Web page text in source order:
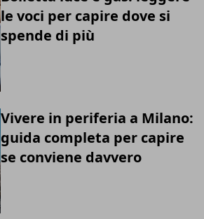
le voci per capire dove si
spende di più
Vivere in periferia a Milano:
guida completa per capire
se conviene davvero